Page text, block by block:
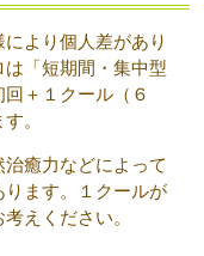
より個人差があり
「短期間・集中型
＋１クール（６
。
癒力などによって
ます。１クールが
えください。